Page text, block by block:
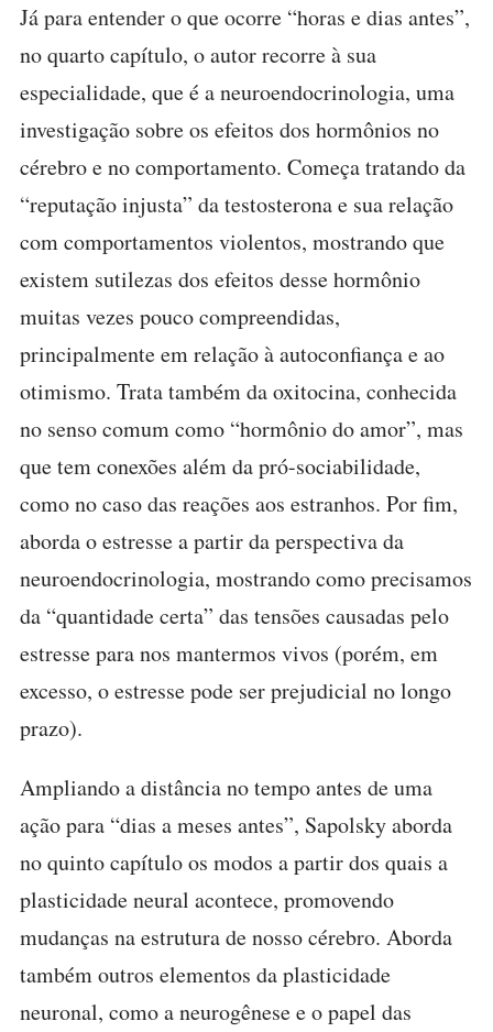
Já para entender o que ocorre “horas e dias antes”,
no quarto capítulo, o autor recorre à sua
especialidade, que é a neuroendocrinologia, uma
investigação sobre os efeitos dos hormônios no
cérebro e no comportamento. Começa tratando da
“reputação injusta” da testosterona e sua relação
com comportamentos violentos, mostrando que
existem sutilezas dos efeitos desse hormônio
muitas vezes pouco compreendidas,
principalmente em relação à autoconfiança e ao
otimismo. Trata também da oxitocina, conhecida
no senso comum como “hormônio do amor”, mas
que tem conexões além da pró-sociabilidade,
como no caso das reações aos estranhos. Por fim,
aborda o estresse a partir da perspectiva da
neuroendocrinologia, mostrando como precisamos
da “quantidade certa” das tensões causadas pelo
estresse para nos mantermos vivos (porém, em
excesso, o estresse pode ser prejudicial no longo
prazo).
Ampliando a distância no tempo antes de uma
ação para “dias a meses antes”, Sapolsky aborda
no quinto capítulo os modos a partir dos quais a
plasticidade neural acontece, promovendo
mudanças na estrutura de nosso cérebro. Aborda
também outros elementos da plasticidade
neuronal, como a neurogênese e o papel das